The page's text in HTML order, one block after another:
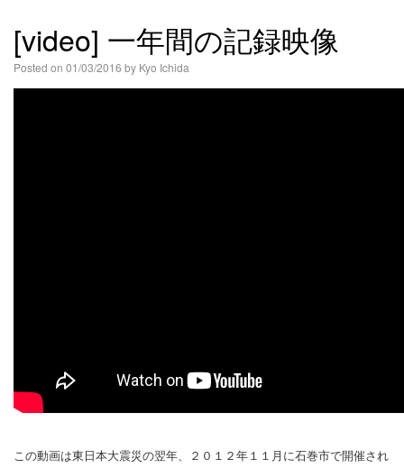
[video] 一年間の記録映像
Posted on 01/03/2016 by Kyo Ichida
この動画は東日本大震災の翌年、２０１２年１１月に石巻市で開催され